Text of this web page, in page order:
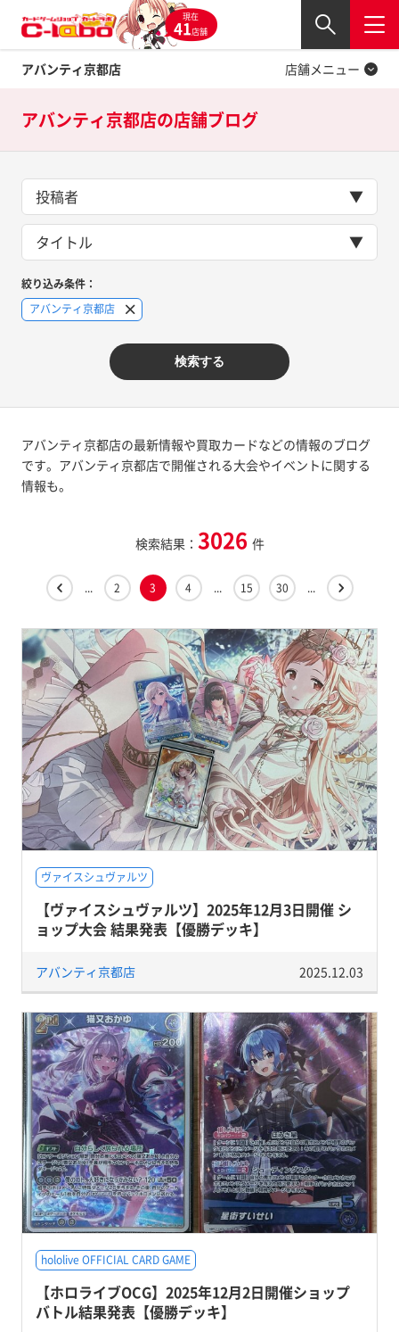
現在
41店舗
アバンティ京都店
閉じる
店舗メニュー
Twitter
アバンティ京都店の店舗ブログ
投稿者
タイトル
絞り込み条件：
アバンティ京都店
検索する
アバンティ京都店の最新情報や買取カードなどの情報のブログ
です。アバンティ京都店で開催される大会やイベントに関する
情報も。
検索結果： 3026 件
... 2 3 4 ... 15 30 ...
ヴァイスシュヴァルツ
【ヴァイスシュヴァルツ】2025年12月3日開催 シ
ョップ大会 結果発表【優勝デッキ】
アバンティ京都店 2025.12.03
hololive OFFICIAL CARD GAME
【ホロライブOCG】2025年12月2日開催ショップ
バトル結果発表【優勝デッキ】